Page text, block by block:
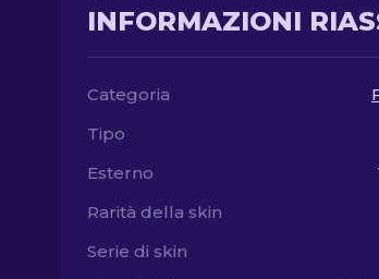
INFORMAZIONI
Categoria
Tipo
Esterno
Rarità della skin
Serie di skin